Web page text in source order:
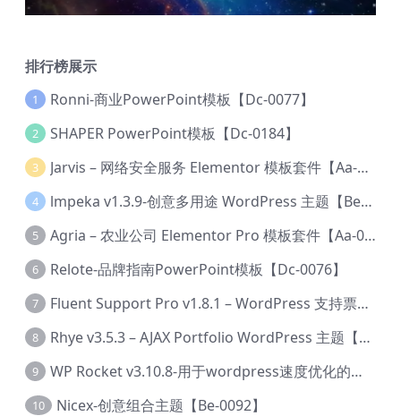
排行榜展示
1 Ronni-商业PowerPoint模板【Dc-0077】
2 SHAPER PowerPoint模板【Dc-0184】
3 Jarvis – 网络安全服务 Elementor 模板套件【Aa-0035】
4 lmpeka v1.3.9-创意多用途 WordPress 主题【Be-0064】
5 Agria – 农业公司 Elementor Pro 模板套件【Aa-0003】
6 Relote-品牌指南PowerPoint模板【Dc-0076】
7 Fluent Support Pro v1.8.1 – WordPress 支持票务系统【Cc-0041】
8 Rhye v3.5.3 – AJAX Portfolio WordPress 主题【Bi-0049】
9 WP Rocket v3.10.8-用于wordpress速度优化的缓存加速插件【Cd-0019】
10 Nicex-创意组合主题【Be-0092】